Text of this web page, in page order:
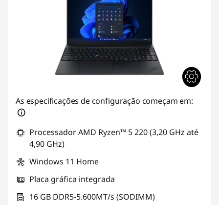
As especificações de configuração começam em:
Processador AMD Ryzen™ 5 220 (3,20 GHz até
4,90 GHz)
Windows 11 Home
Placa gráfica integrada
16 GB DDR5-5.600MT/s (SODIMM)